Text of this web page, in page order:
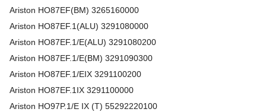
Ariston HO87EF(BM) 3265160000
Ariston HO87EF.1(ALU) 3291080000
Ariston HO87EF.1/E(ALU) 3291080200
Ariston HO87EF.1/E(BM) 3291090300
Ariston HO87EF.1/EIX 3291100200
Ariston HO87EF.1IX 3291100000
Ariston HO97P.1/E IX (T) 55292220100